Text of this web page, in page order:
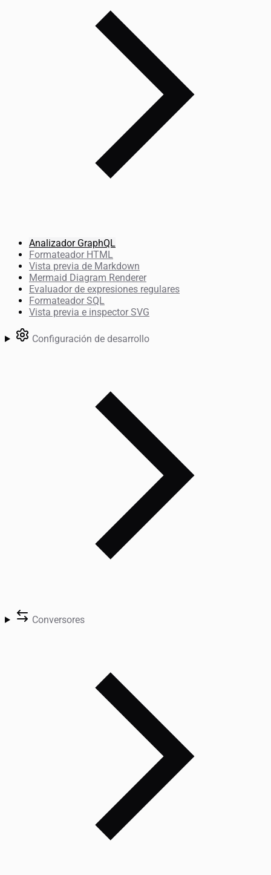
Analizador GraphQL
Formateador HTML
Vista previa de Markdown
Mermaid Diagram Renderer
Evaluador de expresiones regulares
Formateador SQL
Vista previa e inspector SVG
Configuración de desarrollo
Conversores